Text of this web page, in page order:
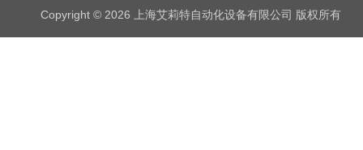
Copyright © 2026 上海艾莉特自动化设备有限公司 版权所有